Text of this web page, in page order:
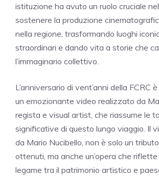
istituzione ha avuto un ruolo cruciale
sostenere la produzione
nella regione, trasformando luoghi
straordinari e dando vita a storie che
l’immaginario collettivo.
L’anniversario di vent’anni della FCRC
un emozionante video realizzato da
regista e visual artist, che riassume le
significative di questo lungo viaggio. Il
da Mario Nucibello, non è solo un
ottenuti, ma anche un’opera che
legame tra il patrimonio artistico e